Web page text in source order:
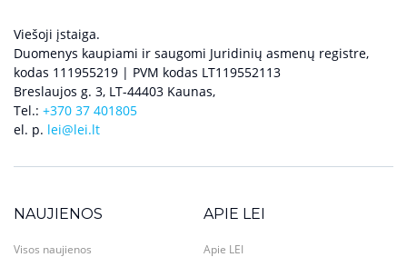
Viešoji įstaiga.
Duomenys kaupiami ir saugomi Juridinių asmenų registre,
kodas 111955219 | PVM kodas LT119552113
Breslaujos g. 3, LT-44403 Kaunas,
Tel.: +370 37 401805
el. p. lei@lei.lt
NAUJIENOS
Visos naujienos
APIE LEI
Apie LEI